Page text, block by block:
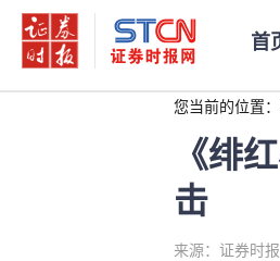
首
您当前的位置：
《绯
击
来源：证券时